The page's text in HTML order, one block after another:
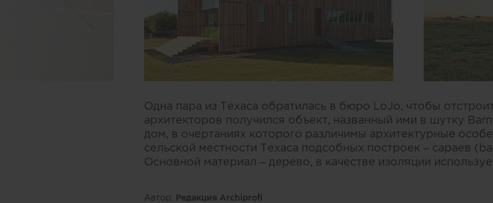
Одна пара из Техаса обратилась в бюро LoJo, чтобы
архитекторов получился объект, названный ими в шутку
дом, в очертаниях которого различимы архитектурные
сельской местности Техаса подсобных построек – сараев
Основной материал – дерево, в качестве изоляции
Автор: Редакция Archiprofi